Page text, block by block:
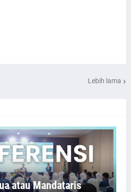
Lebih lama
atau Mandataris